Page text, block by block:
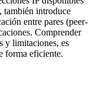
también introduce
entre pares (peer-
Comprender
y limitaciones, es
forma eficiente.